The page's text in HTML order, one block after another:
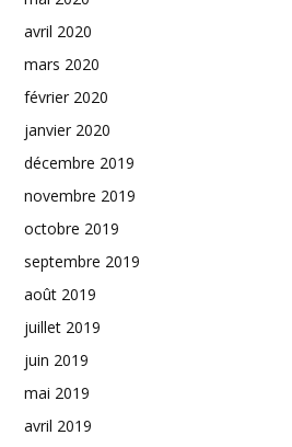
avril 2020
mars 2020
février 2020
janvier 2020
décembre 2019
novembre 2019
octobre 2019
septembre 2019
août 2019
juillet 2019
juin 2019
mai 2019
avril 2019